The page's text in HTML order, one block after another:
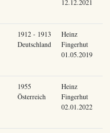
12.12.2021
1912 - 1913
Deutschland
Heinz
Fingerhut
01.05.2019
1955
Österreich
Heinz
Fingerhut
02.01.2022